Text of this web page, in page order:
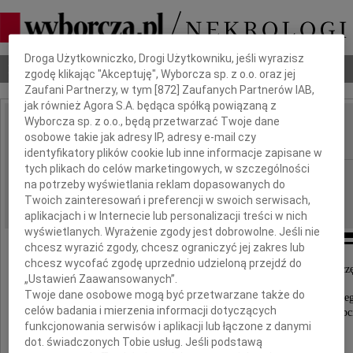
Nekrologi Odeszli Poradnik pogrzebowy
IMIĘ I NAZWISKO: Barbara Nowacka
REGION: Bydgoszcz
DATA EMISJI: 21.02.2017
"Twoje życie było miłością, Twoja miłość naszym
Z wielkim smutkiem zawiadamiamy, że w dniu 16
zmarła nasza ukochana Mamusia, Babcia,
Dbamy o Twoją prywatność
Droga Użytkowniczko, Drogi Użytkowniku, jeśli wyrazisz
zgodę klikając "Akceptuję", Wyborcza sp. z o.o. oraz jej
Zaufani Partnerzy, w tym [872 ] Zaufanych Partnerów IAB,
jak również Agora S.A. będąca spółką powiązaną z
Wyborcza sp. z o.o., będą przetwarzać Twoje dane
osobowe takie jak adresy IP, adresy e-mail czy
identyfikatory plików cookie lub inne informacje zapisane w
tych plikach do celów marketingowych, w szczególności
na potrzeby wyświetlania reklam dopasowanych do
Twoich zainteresowań i preferencji w swoich serwisach,
aplikacjach i w Internecie lub personalizacji treści w nich
wyświetlanych. Wyrażenie zgody jest dobrowolne. Jeśli nie
chcesz wyrazić zgody, chcesz ograniczyć jej zakres lub
chcesz wycofać zgodę uprzednio udzieloną przejdź do
„Ustawień Zaawansowanych”.
Twoje dane osobowe mogą być przetwarzane także do
celów badania i mierzenia informacji dotyczących
funkcjonowania serwisów i aplikacji lub łączone z danymi
dot. świadczonych Tobie usług. Jeśli podstawą